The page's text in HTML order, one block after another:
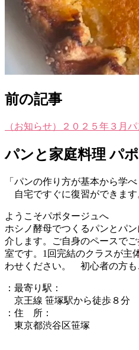
前の記事
（お知らせ）２０２５年３月
パンと家庭料理 パ
「パンの作り方が基本から学べ
自宅ですぐに復習ができます
ようこそパポタージュへ
ホシノ酵母でつくるパンとパ
介します。ご自身のペースで
室です。1回完結のクラスが主
わせください。 初心者の方も
：最寄り駅：
京王線 笹塚駅から徒歩８分
：住 所：
東京都渋谷区笹塚